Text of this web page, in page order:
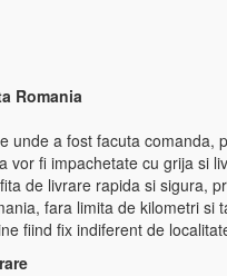
Romania
unde a fost facuta comanda,
vor fi impachetate cu grija si
de livrare rapida si sigura,
fara limita de kilometri si
fiind fix indiferent de